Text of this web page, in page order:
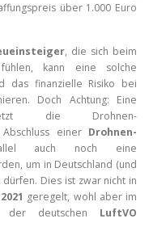
über 1.000 Euro
, die sich beim
kann eine solche
das finanzielle Risiko bei
Doch Achtung: Eine
die Drohnen-
einer Drohnen-
auch noch eine
um in Deutschland (und
Dies ist zwar nicht in
geregelt, wohl aber im
der deutschen LuftVO